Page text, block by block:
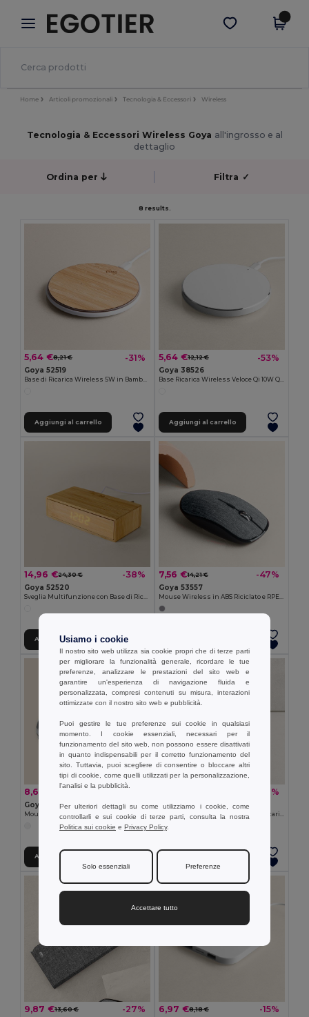
× App Egotier
Prezzi migliori sull'app!
Scarica app
Home Articoli promozionali Tecnologia & Eccessori Wireless
Tecnologia & Eccessori Wireless Goya all'ingrosso e al
dettaglio
Ordina per Filtra ✓
8 results.
5,64 €8,21 € -31%
Goya 52519
Base di Ricarica Wireless 5W in Bambù BARET
Aggiungi al carrello
5,64 €12,12 € -53%
Goya 38526
Base Ricarica Wireless Veloce Qi 10W QUICK
Aggiungi al carrello
14,96 €24,30 € -38%
Goya 52520
Aggiungi al carrello
7,56 €14,21 € -47%
Goya 53557
8,69 €
Goya 33575
Mouse Wireless a Forma di Auto in ABS CAR
Aggiungi al carrello
-28%
Goya 52521
9,87 €13,60 € -27% 6,97 €8,18 € -15%
Usiamo i cookie
Il nostro sito web utilizza sia cookie propri che di terze parti
per migliorare la funzionalità generale, ricordare le tue
preferenze, analizzare le prestazioni del sito web e
garantire un'esperienza di navigazione fluida e
personalizzata, compresi contenuti su misura, interazioni
ottimizzate con il nostro sito web e pubblicità.
Puoi gestire le tue preferenze sui cookie in qualsiasi
momento. I cookie essenziali, necessari per il
funzionamento del sito web, non possono essere disattivati
in quanto indispensabili per il corretto funzionamento del
sito. Tuttavia, puoi scegliere di consentire o bloccare altri
tipi di cookie, come quelli utilizzati per la personalizzazione,
l'analisi e la pubblicità.
Per ulteriori dettagli su come utilizziamo i cookie, come
controllarli e sui cookie di terze parti, consulta la nostra
Politica sui cookie e Privacy Policy.
Solo essenziali Preferenze
Accettare tutto